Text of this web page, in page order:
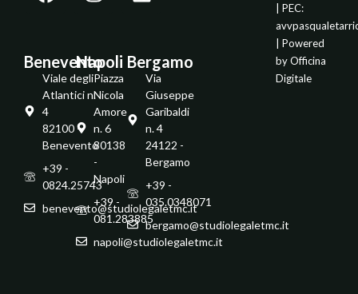
Benevento
Viale degli
Atlantici n.
4
82100 -
Benevento
+39 -
0824.25743
benevento@studiolegaletmc.it
Napoli
Piazza
Nicola
Amore
n. 6
80138
-
Napoli
+39 -
081.283885
napoli@studiolegaletmc.it
Bergamo
Via
Giuseppe
Garibaldi
n. 4
24122 -
Bergamo
+39 -
035.0348071
bergamo@studiolegaletmc.it
| PEC:
| Powered
byOfficina
Digitale